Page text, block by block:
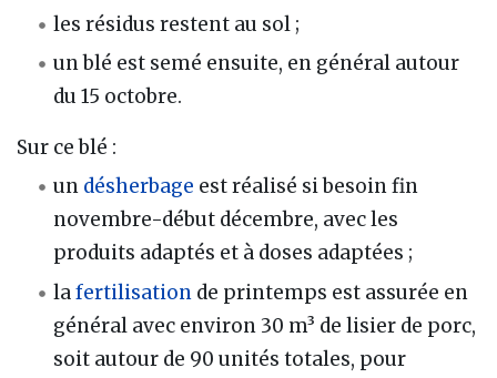
les résidus restent au sol ;
un blé est semé ensuite, en général autour
du 15 octobre.
Sur ce blé :
un désherbage est réalisé si besoin fin
novembre-début décembre, avec les
produits adaptés et à doses adaptées ;
lafertilisation de printemps est assurée en
général avec environ 30 m³ de lisier de porc,
soit autour de 90 unités totales, pour